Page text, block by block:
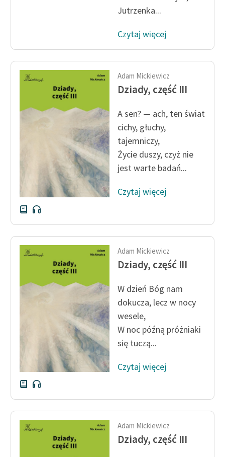
Ręce pełne poezji
Kolekcje edukacyjne
twórców przechodzących
do domeny publicznej,
lektur szkolnych oraz
Starego Testamentu
Odkurzamy bohaterów
Szkoła Poezji Wolnych
Lektur
O nas
Kontakt
O projekcie
Zasady wykorzystania
Logotypy
Materiały promocyjne
Polityka prywatności
Regulamin biblioteki
Dane fundacji i
sprawozdania finansowe
Regulamin darowizn
Jutrzenka...
Czytaj więcej
Adam Mickiewicz
Dziady, część III
A sen? — ach, ten świat
cichy, głuchy,
tajemniczy,
Życie duszy, czyż nie
jest warte badań...
Czytaj więcej
Adam Mickiewicz
Dziady, część III
W dzień Bóg nam
dokucza, lecz w nocy
wesele,
W noc późną próżniaki
się tuczą...
Czytaj więcej
Adam Mickiewicz
Dziady, część III